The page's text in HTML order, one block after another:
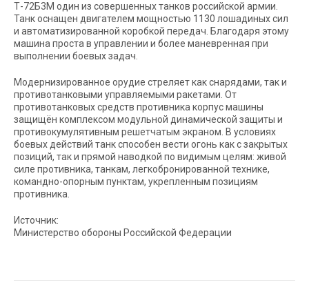
Т-72Б3М один из совершенных танков российской армии.
Танк оснащен двигателем мощностью 1130 лошадиных сил
и автоматизированной коробкой передач. Благодаря этому
машина проста в управлении и более маневренная при
выполнении боевых задач.
Модернизированное орудие стреляет как снарядами, так и
противотанковыми управляемыми ракетами. От
противотанковых средств противника корпус машины
защищён комплексом модульной динамической защиты и
противокумулятивным решетчатым экраном. В условиях
боевых действий танк способен вести огонь как с закрытых
позиций, так и прямой наводкой по видимым целям: живой
силе противника, танкам, легкобронированной технике,
командно-опорным пунктам, укрепленным позициям
противника.
Источник:
Министерство обороны Российской Федерации